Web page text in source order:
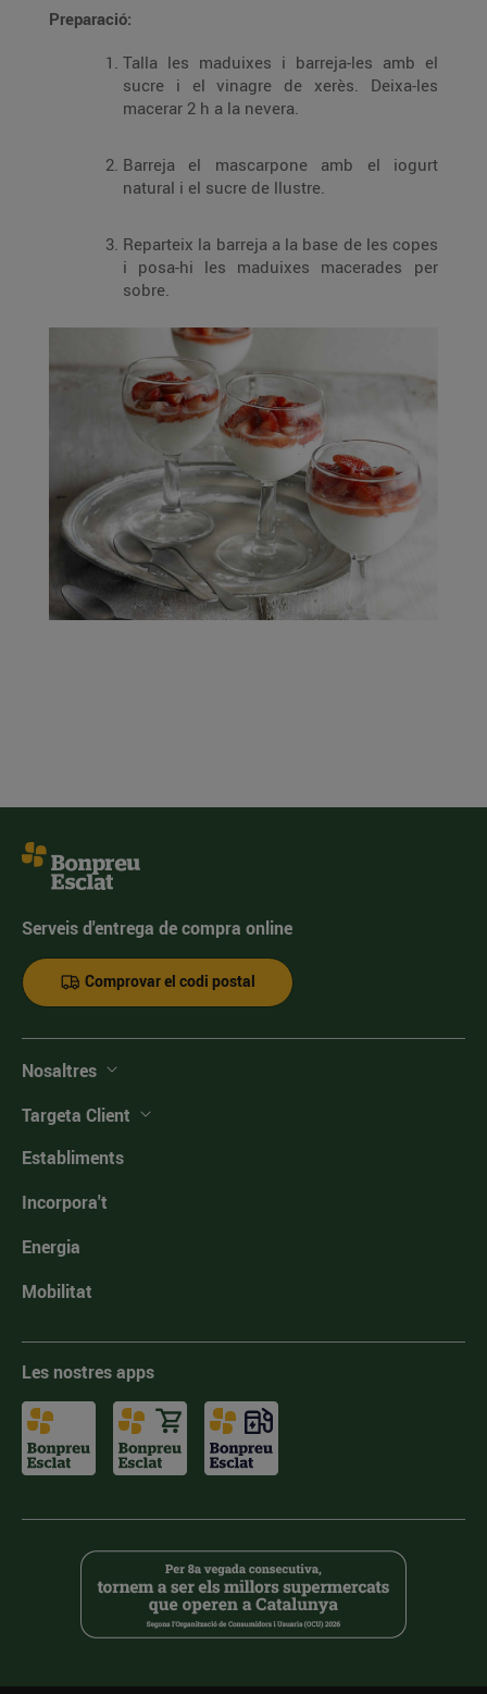
Preparació:
Talla les maduixes i barreja-les amb el
sucre i el vinagre de xerès. Deixa-les
macerar 2 h a la nevera.
Barreja el mascarpone amb el iogurt
natural i el sucre de llustre.
Reparteix la barreja a la base de les copes
i posa-hi les maduixes macerades per
sobre.
Serveis d'entrega de compra online
Comprovar el codi postal
Nosaltres
Targeta Client
Establiments
Incorpora't
Energia
Mobilitat
Les nostres apps